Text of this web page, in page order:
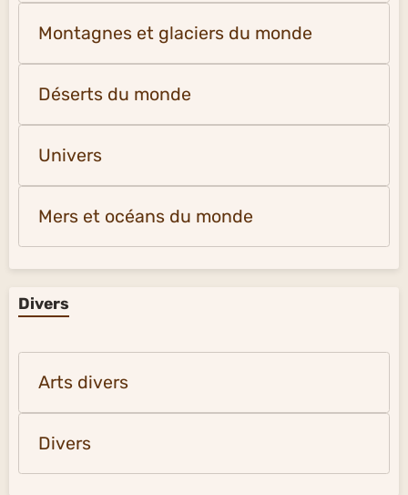
Montagnes et glaciers du monde
Déserts du monde
Univers
Mers et océans du monde
Divers
Arts divers
Divers